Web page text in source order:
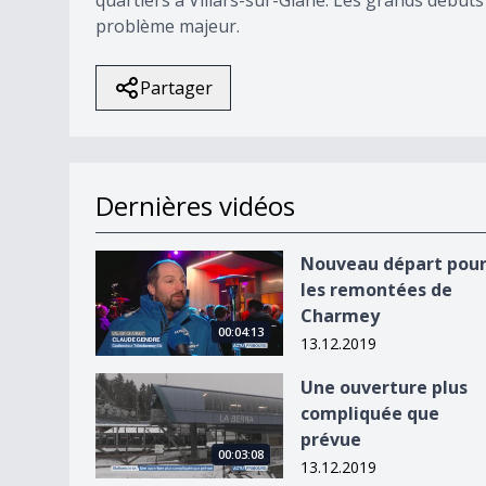
problème majeur.
Partager
Dernières vidéos
Nouveau départ pour les remontées de Charmey
00:04:13
Nouveau départ pour
les remontées de
Charmey
13.12.2019
Une ouverture plus compliquée que prévue
00:03:08
Une ouverture plus
compliquée que
prévue
13.12.2019